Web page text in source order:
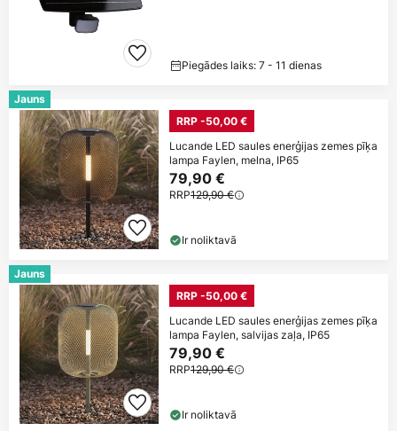
Piegādes laiks: 7 - 11 dienas
Jauns
RRP -50,00 €
Lucande LED saules enerģijas zemes pīķa
lampa Faylen, melna, IP65
79,90 €
RRP129,90 €
Ir noliktavā
Jauns
RRP -50,00 €
Lucande LED saules enerģijas zemes pīķa
lampa Faylen, salvijas zaļa, IP65
79,90 €
RRP129,90 €
Ir noliktavā